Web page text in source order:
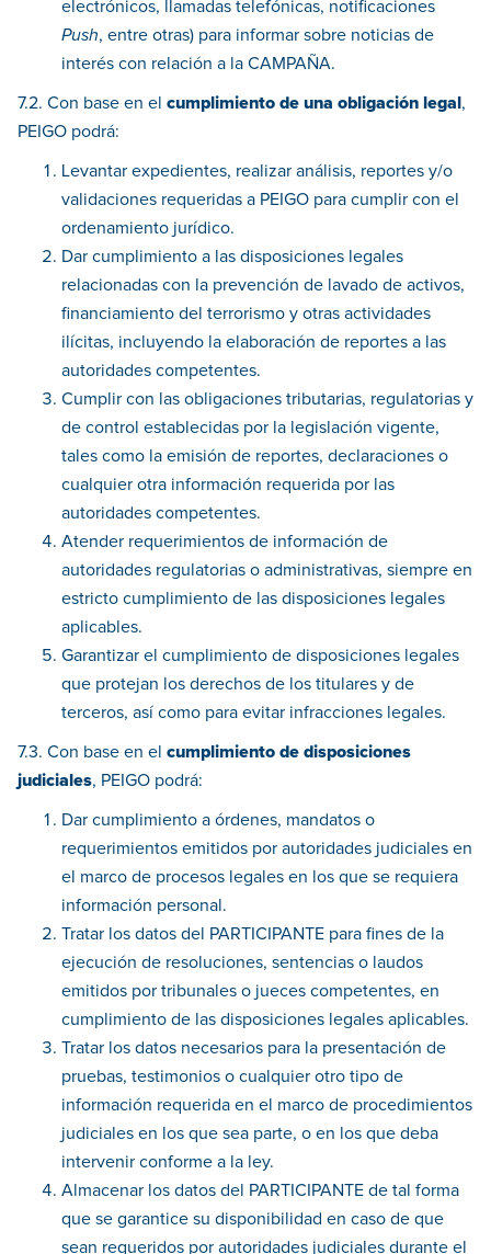
electrónicos, llamadas telefónicas, notificaciones
Push, entre otras) para informar sobre noticias de
interés con relación a la CAMPAÑA.
7.2. Con base en el cumplimiento de una obligación legal ,
PEIGO podrá:
Levantar expedientes, realizar análisis, reportes y/o
validaciones requeridas a PEIGO para cumplir con el
ordenamiento jurídico.
Dar cumplimiento a las disposiciones legales
relacionadas con la prevención de lavado de activos,
financiamiento del terrorismo y otras actividades
ilícitas, incluyendo la elaboración de reportes a las
autoridades competentes.
Cumplir con las obligaciones tributarias, regulatorias y
de control establecidas por la legislación vigente,
tales como la emisión de reportes, declaraciones o
cualquier otra información requerida por las
autoridades competentes.
Atender requerimientos de información de
autoridades regulatorias o administrativas, siempre en
estricto cumplimiento de las disposiciones legales
aplicables.
Garantizar el cumplimiento de disposiciones legales
que protejan los derechos de los titulares y de
terceros, así como para evitar infracciones legales.
7.3. Con base en el cumplimiento de disposiciones
judiciales, PEIGO podrá:
Dar cumplimiento a órdenes, mandatos o
requerimientos emitidos por autoridades judiciales en
el marco de procesos legales en los que se requiera
información personal.
Tratar los datos del PARTICIPANTE para fines de la
ejecución de resoluciones, sentencias o laudos
emitidos por tribunales o jueces competentes, en
cumplimiento de las disposiciones legales aplicables.
Tratar los datos necesarios para la presentación de
pruebas, testimonios o cualquier otro tipo de
información requerida en el marco de procedimientos
judiciales en los que sea parte, o en los que deba
intervenir conforme a la ley.
Almacenar los datos del PARTICIPANTE de tal forma
que se garantice su disponibilidad en caso de que
sean requeridos por autoridades judiciales durante el